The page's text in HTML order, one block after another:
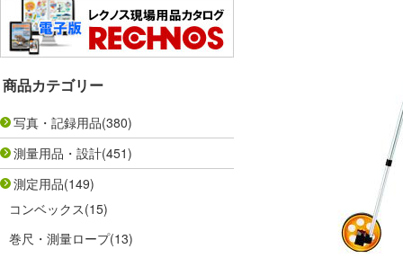
商品カテゴリー
写真・記録用品(380)
測量用品・設計(451)
測定用品(149)
コンベックス(15)
巻尺・測量ロープ(13)